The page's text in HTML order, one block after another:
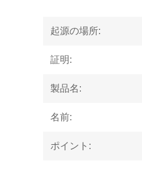
起源の場所:
証明:
製品名:
名前:
ポイント: